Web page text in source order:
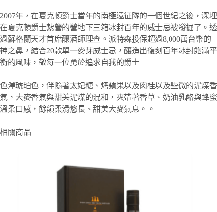
2007年，在夏克頓爵士當年的南極遠征隊的一個世紀之後，深埋
在夏克頓爵士紮營的營地下三箱冰封百年的威士忌被發掘了。透
過蘇格蘭天才首席釀酒師理查。派特森投保超過8,000萬台幣的
神之鼻，結合20款單一麥芽威士忌，釀造出復刻百年冰封飽滿平
衡的風味，敬每一位勇於追求自我的爵士
色澤琥珀色，伴隨著太妃糖、烤蘋果以及肉桂以及些微的泥煤香
氣，大麥香氣與甜美泥煤的混和，夾帶著香草、奶油乳酪與蜂蜜
溫柔口感，餘韻柔滑悠長、甜美大麥氣息。。
相關商品